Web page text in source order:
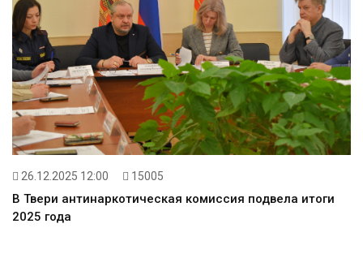
26.12.2025 12:00 15005
В Твери антинаркотическая комиссия подвела итоги
2025 года